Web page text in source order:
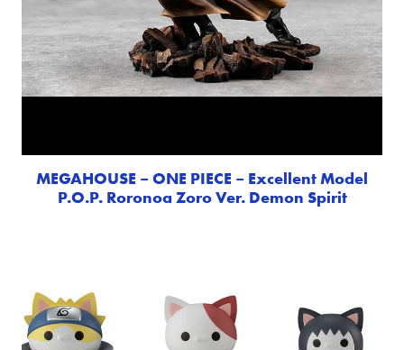
MEGAHOUSE – ONE PIECE – Excellent Model
P.O.P. Roronoa Zoro Ver. Demon Spirit